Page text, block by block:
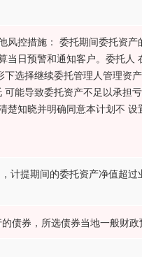
风控措施： 委托期间委托资
当日预警和通知客户。委托人
选择继续委托管理人管理资
能导致委托资产不足以承担
楚知晓并明确同意本计划不
计提期间的委托资产净值超
债券，所选债券当地一般财